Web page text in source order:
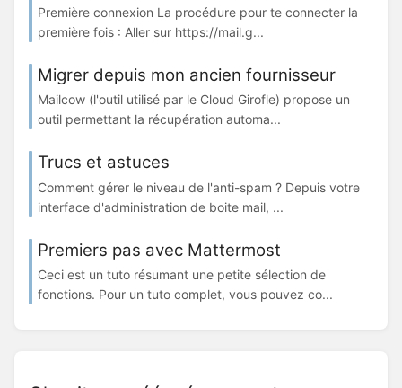
Première connexion La procédure pour te connecter la
première fois : Aller sur https://mail.g...
Migrer depuis mon ancien fournisseur
Mailcow (l'outil utilisé par le Cloud Girofle) propose un
outil permettant la récupération automa...
Trucs et astuces
Comment gérer le niveau de l'anti-spam ? Depuis votre
interface d'administration de boite mail, ...
Premiers pas avec Mattermost
Ceci est un tuto résumant une petite sélection de
fonctions. Pour un tuto complet, vous pouvez co...